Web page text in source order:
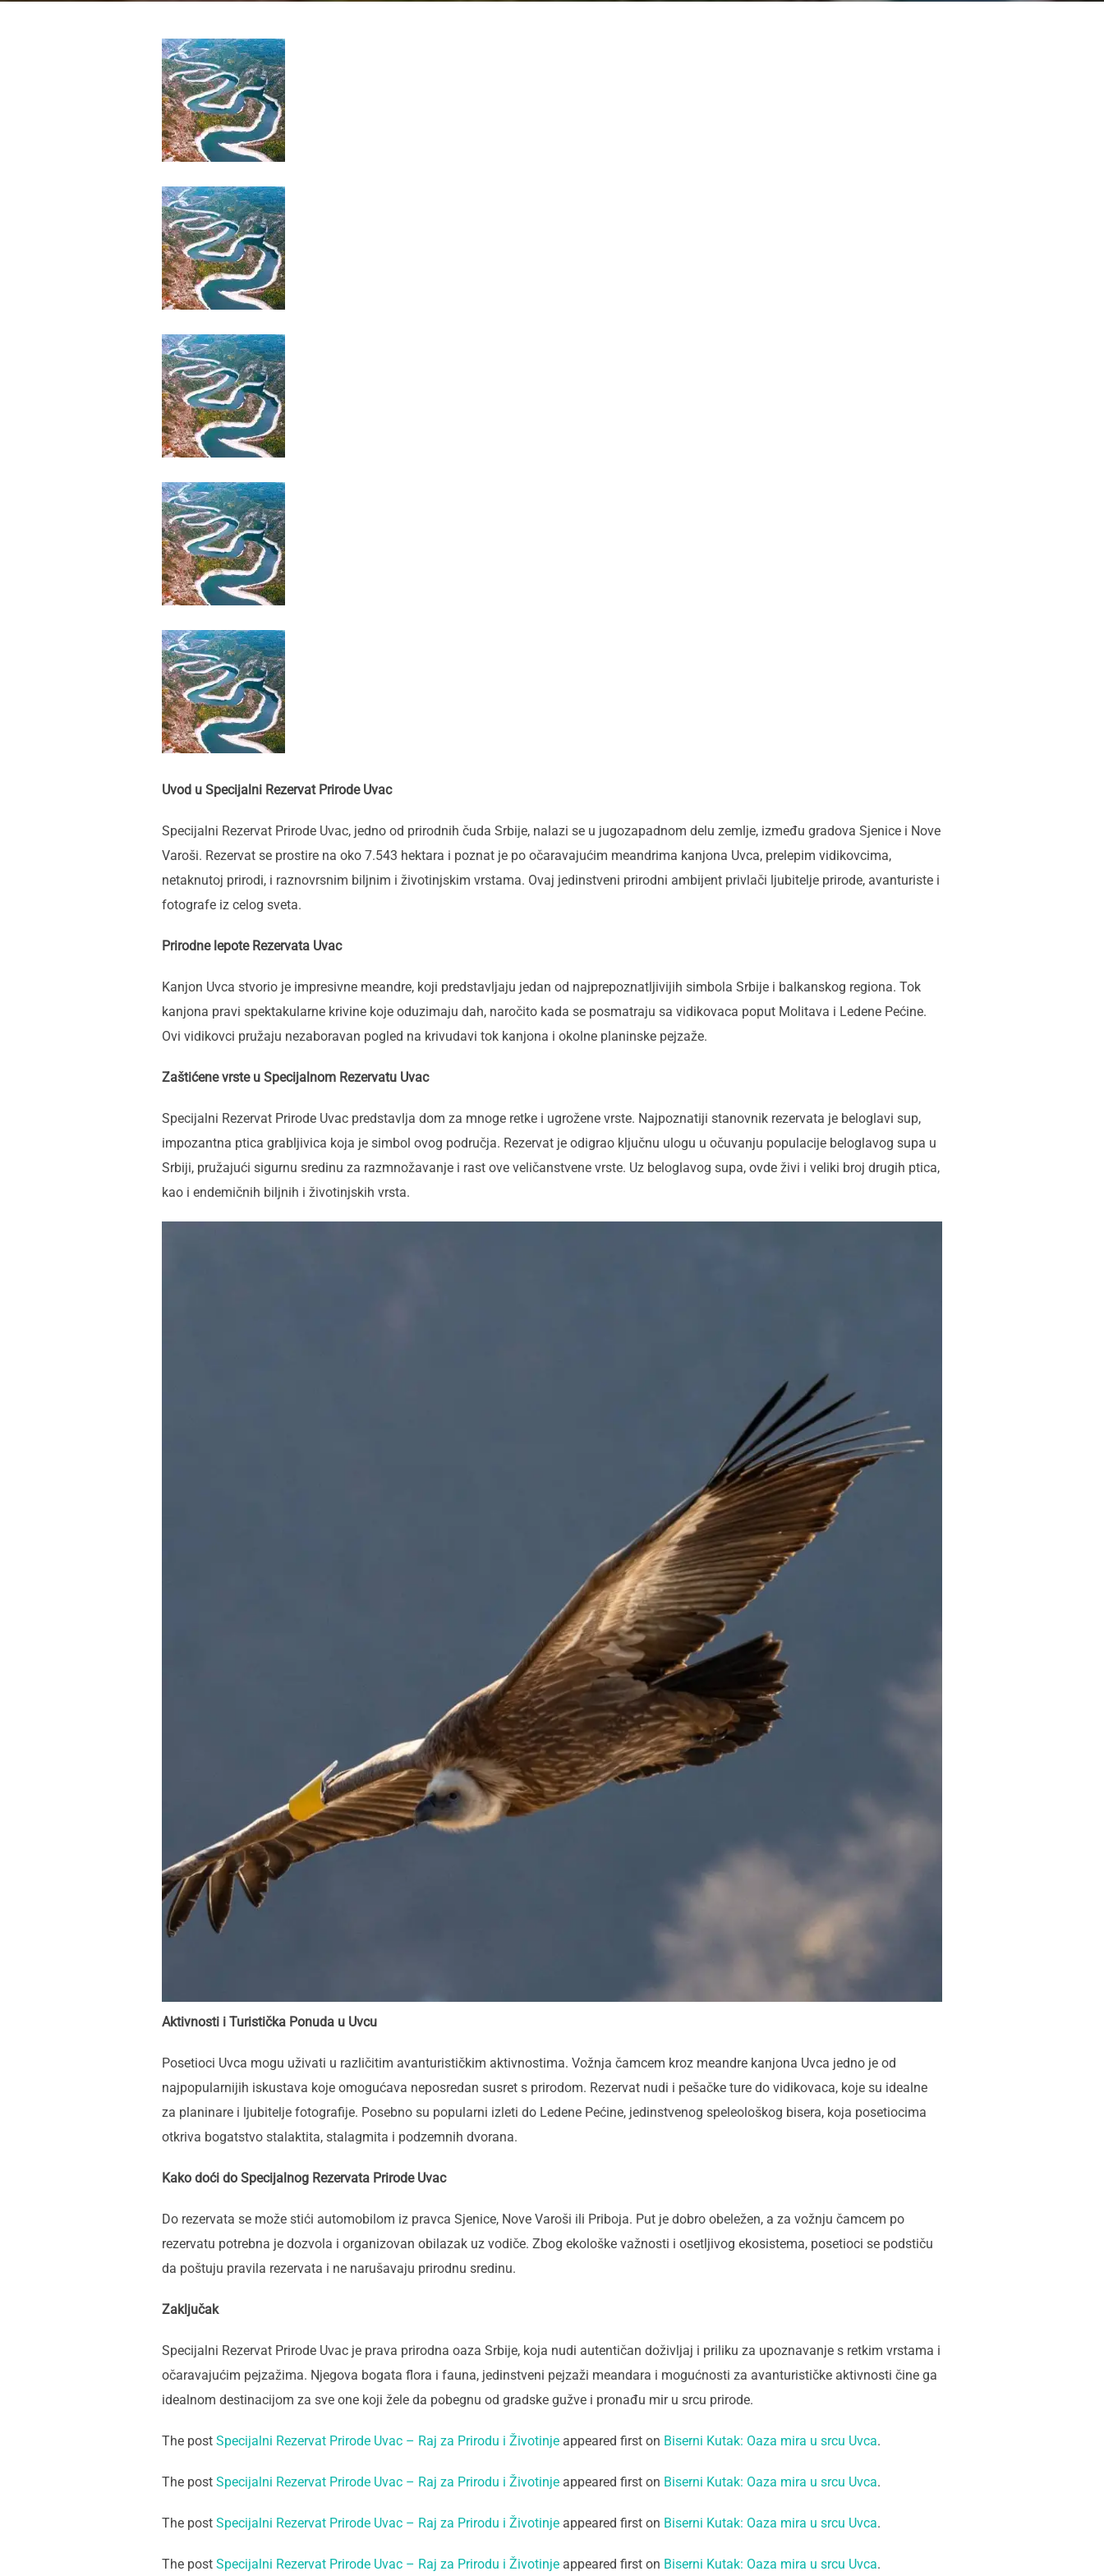
Uvod u Specijalni Rezervat Prirode Uvac
Specijalni Rezervat Prirode Uvac, jedno od prirodnih čuda Srbije, nalazi se u jugozapadnom delu zemlje, između gradova Sjenice i Nove
Varoši. Rezervat se prostire na oko 7.543 hektara i poznat je po očaravajućim meandrima kanjona Uvca, prelepim vidikovcima,
netaknutoj prirodi, i raznovrsnim biljnim i životinjskim vrstama. Ovaj jedinstveni prirodni ambijent privlači ljubitelje prirode, avanturiste i
fotografe iz celog sveta.
Prirodne lepote Rezervata Uvac
Kanjon Uvca stvorio je impresivne meandre, koji predstavljaju jedan od najprepoznatljivijih simbola Srbije i balkanskog regiona. Tok
kanjona pravi spektakularne krivine koje oduzimaju dah, naročito kada se posmatraju sa vidikovaca poput Molitava i Ledene Pećine.
Ovi vidikovci pružaju nezaboravan pogled na krivudavi tok kanjona i okolne planinske pejzaže.
Zaštićene vrste u Specijalnom Rezervatu Uvac
Specijalni Rezervat Prirode Uvac predstavlja dom za mnoge retke i ugrožene vrste. Najpoznatiji stanovnik rezervata je beloglavi sup,
impozantna ptica grabljivica koja je simbol ovog područja. Rezervat je odigrao ključnu ulogu u očuvanju populacije beloglavog supa u
Srbiji, pružajući sigurnu sredinu za razmnožavanje i rast ove veličanstvene vrste. Uz beloglavog supa, ovde živi i veliki broj drugih ptica,
kao i endemičnih biljnih i životinjskih vrsta.
Aktivnosti i Turistička Ponuda u Uvcu
Posetioci Uvca mogu uživati u različitim avanturističkim aktivnostima. Vožnja čamcem kroz meandre kanjona Uvca jedno je od
najpopularnijih iskustava koje omogućava neposredan susret s prirodom. Rezervat nudi i pešačke ture do vidikovaca, koje su idealne
za planinare i ljubitelje fotografije. Posebno su popularni izleti do Ledene Pećine, jedinstvenog speleološkog bisera, koja posetiocima
otkriva bogatstvo stalaktita, stalagmita i podzemnih dvorana.
Kako doći do Specijalnog Rezervata Prirode Uvac
Do rezervata se može stići automobilom iz pravca Sjenice, Nove Varoši ili Priboja. Put je dobro obeležen, a za vožnju čamcem po
rezervatu potrebna je dozvola i organizovan obilazak uz vodiče. Zbog ekološke važnosti i osetljivog ekosistema, posetioci se podstiču
da poštuju pravila rezervata i ne narušavaju prirodnu sredinu.
Zaključak
Specijalni Rezervat Prirode Uvac je prava prirodna oaza Srbije, koja nudi autentičan doživljaj i priliku za upoznavanje s retkim vrstama i
očaravajućim pejzažima. Njegova bogata flora i fauna, jedinstveni pejzaži meandara i mogućnosti za avanturističke aktivnosti čine ga
idealnom destinacijom za sve one koji žele da pobegnu od gradske gužve i pronađu mir u srcu prirode.
The post Specijalni Rezervat Prirode Uvac – Raj za Prirodu i Životinje appeared first on Biserni Kutak: Oaza mira u srcu Uvca.
The post Specijalni Rezervat Prirode Uvac – Raj za Prirodu i Životinje appeared first on Biserni Kutak: Oaza mira u srcu Uvca.
The post Specijalni Rezervat Prirode Uvac – Raj za Prirodu i Životinje appeared first on Biserni Kutak: Oaza mira u srcu Uvca.
The post Specijalni Rezervat Prirode Uvac – Raj za Prirodu i Životinje appeared first on Biserni Kutak: Oaza mira u srcu Uvca.